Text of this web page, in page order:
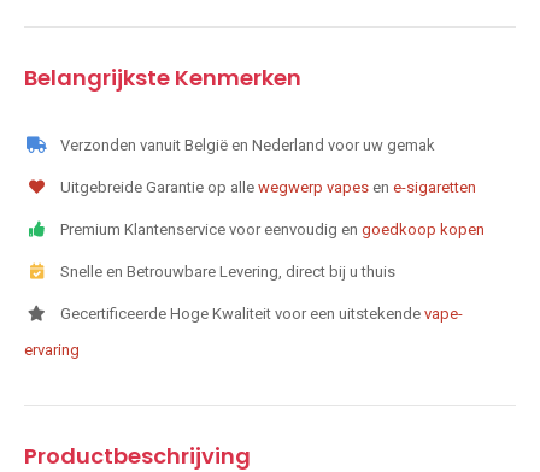
Belangrijkste Kenmerken
Verzonden vanuit België en Nederland voor uw gemak
Uitgebreide Garantie op alle wegwerp vapes en e-sigaretten
Premium Klantenservice voor eenvoudig en goedkoop kopen
Snelle en Betrouwbare Levering, direct bij u thuis
Gecertificeerde Hoge Kwaliteit voor een uitstekende vape-
ervaring
Productbeschrijving